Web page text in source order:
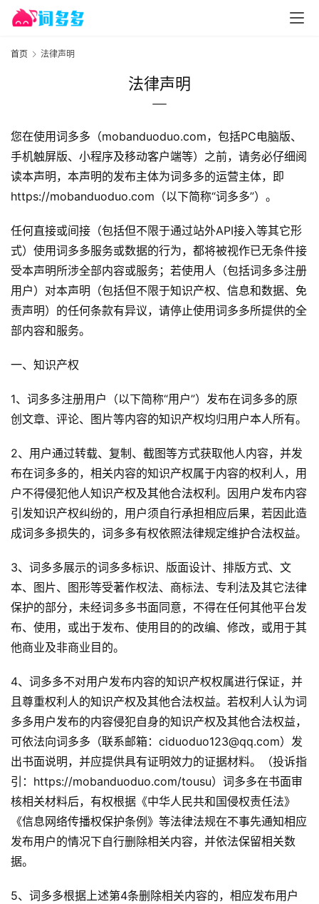
首页 法律声明
法律声明
您在使用词多多（mobanduoduo.com，包括PC电脑版、
手机触屏版、小程序及移动客户端等）之前，请务必仔细阅
读本声明，本声明的发布主体为词多多的运营主体，即
https://mobanduoduo.com（以下简称“词多多”）。
任何直接或间接（包括但不限于通过站外API接入等其它形
式）使用词多多服务或数据的行为，都将被视作已无条件接
受本声明所涉全部内容或服务；若使用人（包括词多多注册
用户）对本声明（包括但不限于知识产权、信息和数据、免
责声明）的任何条款有异议，请停止使用词多多所提供的全
部内容和服务。
一、知识产权
1、词多多注册用户（以下简称“用户”）发布在词多多的原
创文章、评论、图片等内容的知识产权均归用户本人所有。
2、用户通过转载、复制、截图等方式获取他人内容，并发
布在词多多的，相关内容的知识产权属于内容的权利人，用
户不得侵犯他人知识产权及其他合法权利。因用户发布内容
引发知识产权纠纷的，用户须自行承担相应后果，若因此造
成词多多损失的，词多多有权依照法律规定维护合法权益。
3、词多多展示的词多多标识、版面设计、排版方式、文
本、图片、图形等受著作权法、商标法、专利法及其它法律
保护的部分，未经词多多书面同意，不得在任何其他平台发
布、使用，或出于发布、使用目的的改编、修改，或用于其
他商业及非商业目的。
4、词多多不对用户发布内容的知识产权权属进行保证，并
且尊重权利人的知识产权及其他合法权益。若权利人认为词
多多用户发布的内容侵犯自身的知识产权及其他合法权益，
可依法向词多多（联系邮箱：ciduoduo123@qq.com）发
出书面说明，并应提供具有证明效力的证据材料。（投诉指
引：https://mobanduoduo.com/tousu）词多多在书面审
核相关材料后，有权根据《中华人民共和国侵权责任法》
《信息网络传播权保护条例》等法律法规在不事先通知相应
发布用户的情况下自行删除相关内容，并依法保留相关数
据。
5、词多多根据上述第4条删除相关内容的，相应发布用户